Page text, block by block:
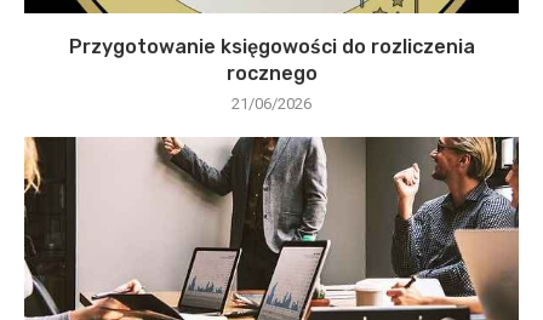
Przygotowanie księgowości do rozliczenia
rocznego
21/06/2026